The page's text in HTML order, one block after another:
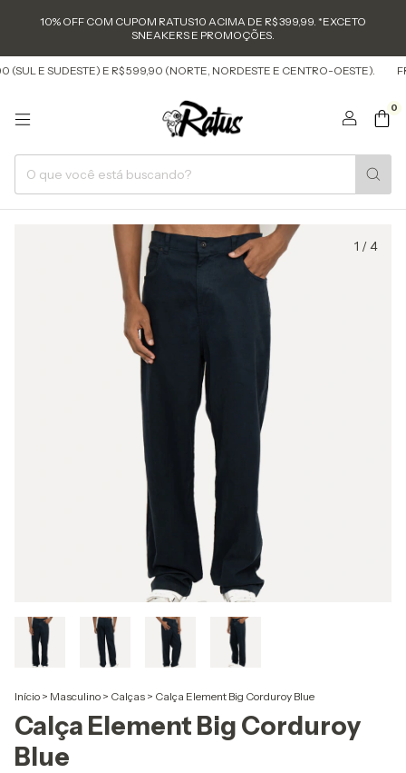
10% OFF COM CUPOM RATUS10 ACIMA DE R$ 399,99. *EXCETO
SNEAKERS E PROMOÇÕES.
E SUDESTE) E R$ 599,90 (NORTE, NORDESTE E CENTRO-OESTE).
0
1 /4
Início > Masculino > Calças > Calça Element Big Corduroy Blue
Calça Element Big Corduroy
Blue